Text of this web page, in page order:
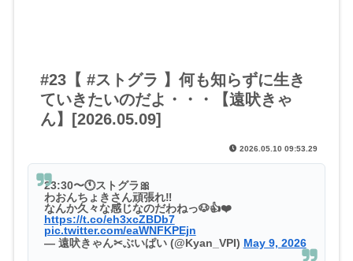
#23【 #ストグラ 】何も知らずに生き
ていきたいのだよ・・・【遠吠きゃ
ん】[2026.05.09]
2026.05.10 09:53.29
23:30〜🕚ストグラ🎀
わおんちょきさん頑張れ‼️
なんか久々な感じなのだわねっ🐶👍❤️
https://t.co/eh3xcZBDb7
pic.twitter.com/eaWNFKPEjn
— 遠吠きゃん✂ぶいぱい (@Kyan_VPI) May 9, 2026